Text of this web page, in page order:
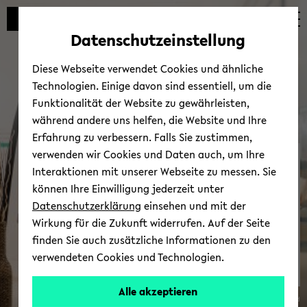
Automatische
vermeiden
skip
main
skip
main
skip
footer
Zen­tra­le Stu­di­en­be­ra­tung
© Uni­ver­si­tät Bie­le­feld
Datenschutzeinstellung
Diese Webseite verwendet Cookies und ähnliche
Technologien. Einige davon sind essentiell, um die
Funktionalität der Website zu gewährleisten,
während andere uns helfen, die Website und Ihre
Erfahrung zu verbessern. Falls Sie zustimmen,
verwenden wir Cookies und Daten auch, um Ihre
Interaktionen mit unserer Webseite zu messen. Sie
können Ihre Einwilligung jederzeit unter
Datenschutzerklärung einsehen und mit der
Wirkung für die Zukunft widerrufen. Auf der Seite
finden Sie auch zusätzliche Informationen zu den
verwendeten Cookies und Technologien.
Alle akzeptieren